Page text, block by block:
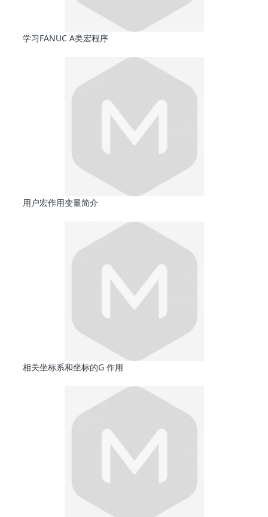
学习FANUC A类宏程序
用户宏作用变量简介
相关坐标系和坐标的G 作用